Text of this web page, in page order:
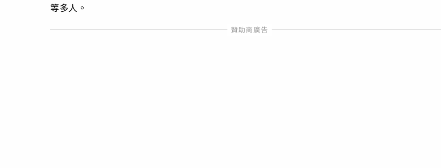
等多人。